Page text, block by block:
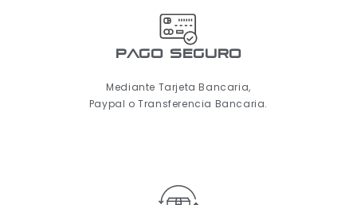
pago seguro
Mediante Tarjeta Bancaria,
Paypal o Transferencia Bancaria.